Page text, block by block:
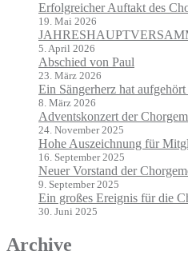
Erfolgreicher Auftakt des
19. Mai 2026
5. April 2026
Abschied von Paul
23. März 2026
Ein Sängerherz hat aufgehört
8. März 2026
Adventskonzert der
24. November 2025
Hohe Auszeichnung für
16. September 2025
Neuer Vorstand der
9. September 2025
Ein großes Ereignis für die
30. Juni 2025
Archive